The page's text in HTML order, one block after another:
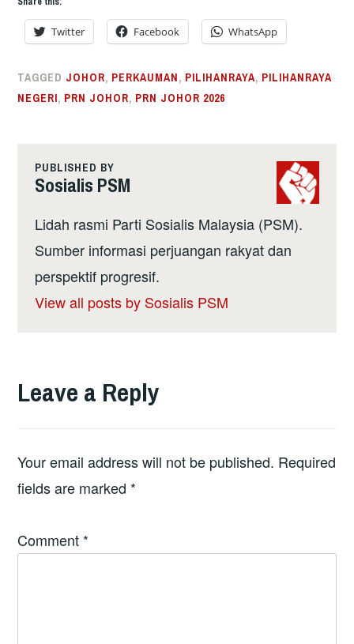
Twitter Facebook WhatsApp
TAGGED JOHOR, PERKAUMAN, PILIHANRAYA, PILIHANRAYA
NEGERI, PRN JOHOR, PRN JOHOR 2026
PUBLISHED BY
Sosialis PSM
Lidah rasmi Parti Sosialis Malaysia (PSM).
Sumber informasi perjuangan rakyat dan
perspektif progresif.
View all posts by Sosialis PSM
Leave a Reply
Your email address will not be published. Required
fields are marked *
Comment *